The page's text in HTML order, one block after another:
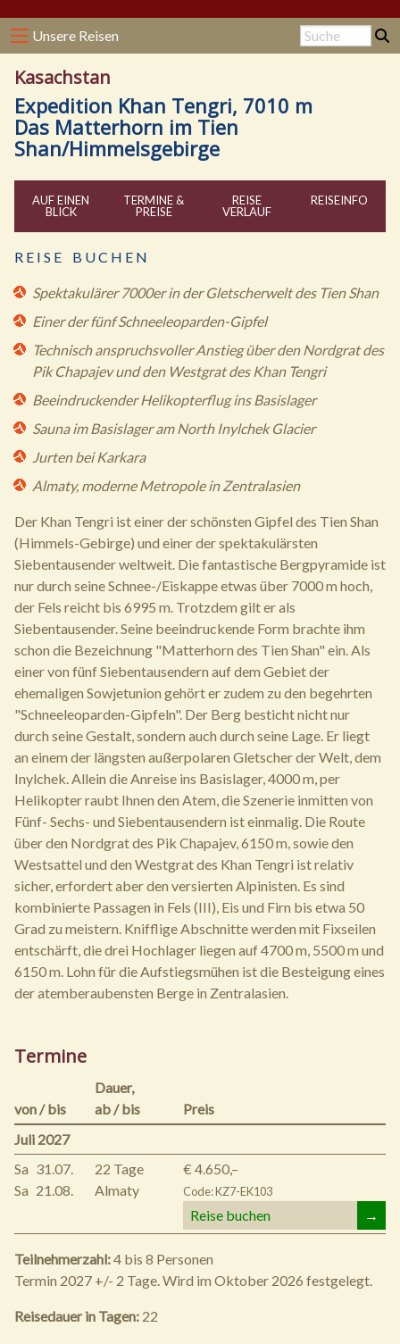
Unsere Reisen
Kasachstan
Expedition Khan Tengri, 7010 m
Das Matterhorn im Tien
Shan/Himmelsgebirge
AUF EINEN
BLICK
TERMINE &
PREISE
REISE
VERLAUF
REISEINFO
R E I S E B U C H E N
Spektakulärer 7000er in der Gletscherwelt des Tien Shan
Einer der fünf Schneeleoparden-Gipfel
Technisch anspruchsvoller Anstieg über den Nordgrat des
Pik Chapajev und den Westgrat des Khan Tengri
Beeindruckender Helikopterflug ins Basislager
Sauna im Basislager am North Inylchek Glacier
Jurten bei Karkara
Almaty, moderne Metropole in Zentralasien
Der Khan Tengri ist einer der schönsten Gipfel des Tien Shan
(Himmels-Gebirge) und einer der spektakulärsten
Siebentausender weltweit. Die fantastische Bergpyramide ist
nur durch seine Schnee-/Eiskappe etwas über 7000 m hoch,
der Fels reicht bis 6995 m. Trotzdem gilt er als
Siebentausender. Seine beeindruckende Form brachte ihm
schon die Bezeichnung "Matterhorn des Tien Shan" ein. Als
einer von fünf Siebentausendern auf dem Gebiet der
ehemaligen Sowjetunion gehört er zudem zu den begehrten
"Schneeleoparden-Gipfeln". Der Berg besticht nicht nur
durch seine Gestalt, sondern auch durch seine Lage. Er liegt
an einem der längsten außerpolaren Gletscher der Welt, dem
Inylchek. Allein die Anreise ins Basislager, 4000 m, per
Helikopter raubt Ihnen den Atem, die Szenerie inmitten von
Fünf- Sechs- und Siebentausendern ist einmalig. Die Route
über den Nordgrat des Pik Chapajev, 6150 m, sowie den
Westsattel und den Westgrat des Khan Tengri ist relativ
sicher, erfordert aber den versierten Alpinisten. Es sind
kombinierte Passagen in Fels (III), Eis und Firn bis etwa 50
Grad zu meistern. Knifflige Abschnitte werden mit Fixseilen
entschärft, die drei Hochlager liegen auf 4700 m, 5500 m und
6150 m. Lohn für die Aufstiegsmühen ist die Besteigung eines
der atemberaubensten Berge in Zentralasien.
Termine
von / bis
Dauer,
ab / bis
Preis
Juli 2027
Sa
Sa
31.07.
21.08.
22 Tage
Almaty
€ 4.650,–
Code: KZ7-EK103
Reise buchen →
Teilnehmerzahl:4 bis 8 Personen
Termin 2027 +/- 2 Tage. Wird im Oktober 2026 festgelegt.
Reisedauer in Tagen: 22